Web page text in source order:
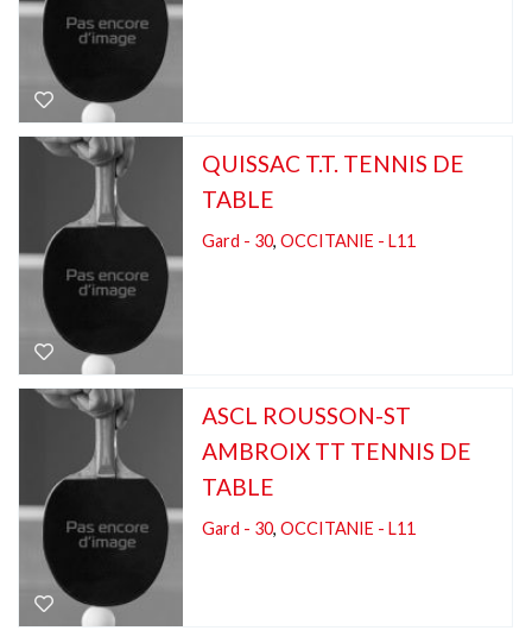
QUISSAC T.T. TENNIS DE
TABLE
Gard - 30,OCCITANIE - L11
ASCL ROUSSON-ST
AMBROIX TT TENNIS DE
TABLE
Gard - 30,OCCITANIE - L11